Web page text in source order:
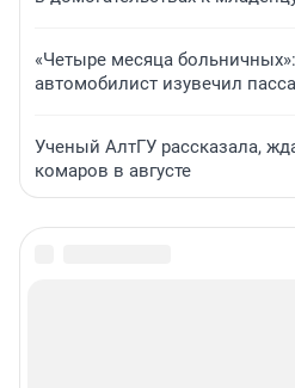
«Четыре месяца
автомобилист изувечил
Ученый АлтГУ рассказала,
комаров в августе